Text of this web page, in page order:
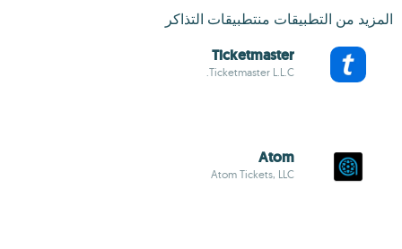
المزيد من التطبيقات منتطبيقات التذاكر
Ticketmaster
Ticketmaster L.L.C.
Atom
Atom Tickets, LLC